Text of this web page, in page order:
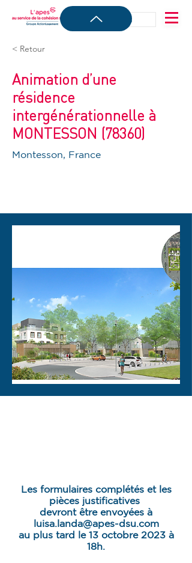
< Retour
Animation d’une
résidence
intergénérationnelle à
MONTESSON (78360)
Montesson, France
Les formulaires complétés et les
pièces justificatives
devront être envoyées à
luisa.landa@apes-dsu.com
au plus tard le 13 octobre 2023 à
18h.